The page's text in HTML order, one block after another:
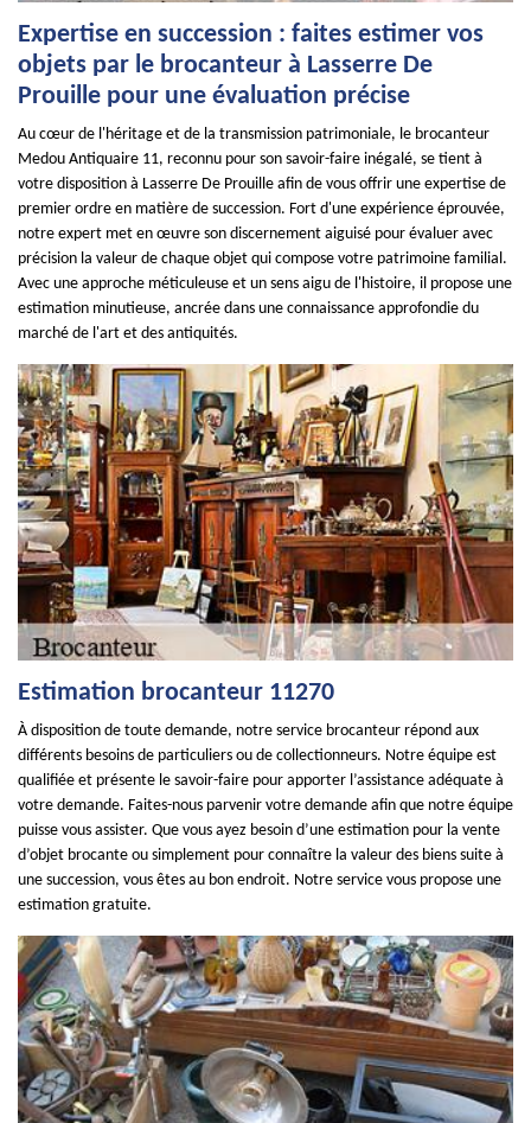
Expertise en succession : faites estimer vos
objets par le brocanteur à Lasserre De
Prouille pour une évaluation précise
Au cœur de l'héritage et de la transmission patrimoniale, le brocanteur
Medou Antiquaire 11, reconnu pour son savoir-faire inégalé, se tient à
votre disposition à Lasserre De Prouille afin de vous offrir une expertise de
premier ordre en matière de succession. Fort d'une expérience éprouvée,
notre expert met en œuvre son discernement aiguisé pour évaluer avec
précision la valeur de chaque objet qui compose votre patrimoine familial.
Avec une approche méticuleuse et un sens aigu de l'histoire, il propose une
estimation minutieuse, ancrée dans une connaissance approfondie du
marché de l'art et des antiquités.
Estimation brocanteur 11270
À disposition de toute demande, notre service brocanteur répond aux
différents besoins de particuliers ou de collectionneurs. Notre équipe est
qualifiée et présente le savoir-faire pour apporter l’assistance adéquate à
votre demande. Faites-nous parvenir votre demande afin que notre équipe
puisse vous assister. Que vous ayez besoin d’une estimation pour la vente
d’objet brocante ou simplement pour connaître la valeur des biens suite à
une succession, vous êtes au bon endroit. Notre service vous propose une
estimation gratuite.